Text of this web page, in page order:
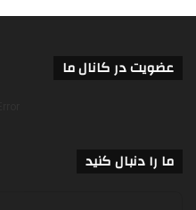
عضویت در کانال ما
ما را دنبال کنید